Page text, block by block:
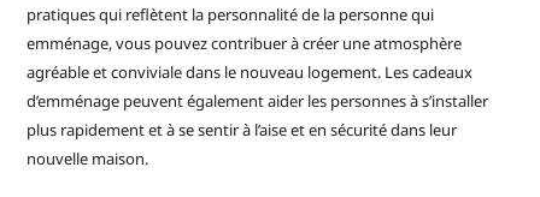
pratiques qui reflètent la personnalité de la personne qui
emménage, vous pouvez contribuer à créer une atmosphère
agréable et conviviale dans le nouveau logement. Les cadeaux
d’emménage peuvent également aider les personnes à s’installer
plus rapidement et à se sentir à l’aise et en sécurité dans leur
nouvelle maison.